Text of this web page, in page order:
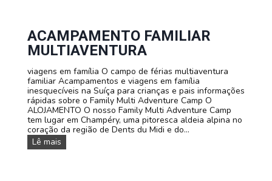
a
l
e
m
ã
o
n
u
m
a
a
v
a
m
t
o
s
e
v
i
a
e
ACAMPAMENTO FAMILIAR
MULTIAVENTURA
viagens em família O campo de férias multiaventura
familiar Acampamentos e viagens em família
inesquecíveis na Suíça para crianças e pais informações
rápidas sobre o Family Multi Adventure Camp O
ALOJAMENTO O nosso Family Multi Adventure Camp
tem lugar em Champéry, uma pitoresca aldeia alpina no
coração da região de Dents du Midi e do...
Lê mais
c